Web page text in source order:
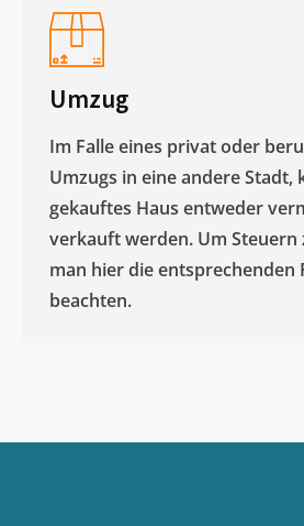
Umzug
Im Falle eines privat oder
Umzugs in eine andere Stadt,
gekauftes Haus entweder
verkauft werden. Um Steuern
man hier die entsprechenden
beachten.